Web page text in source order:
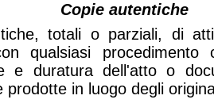
Copie autentiche
totali o parziali, di
qualsiasi procedimento
e duratura dell'atto o
prodotte in luogo degli